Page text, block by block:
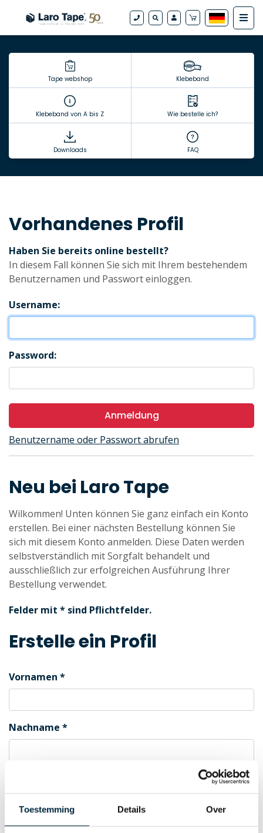
Toestemming Details Over
Tape webshop Klebeband
Klebeband von A bis Z Wie bestelle ich?
Downloads FAQ
Vorhandenes Profil
Haben Sie bereits online bestellt?
In diesem Fall können Sie sich mit Ihrem bestehendem
Benutzernamen und Passwort einloggen.
Username:
Password:
Anmeldung
Benutzername oder Passwort abrufen
Neu bei Laro Tape
Wilkommen! Unten können Sie ganz einfach ein Konto
erstellen. Bei einer nächsten Bestellung können Sie
sich mit diesem Konto anmelden. Diese Daten werden
selbstverständlich mit Sorgfalt behandelt und
ausschließlich zur erfolgreichen Ausführung Ihrer
Bestellung verwendet.
Felder mit * sind Pflichtfelder.
Erstelle ein Profil
Vornamen
Nachname
Mann
Frau
E-Mail (Benutzername)